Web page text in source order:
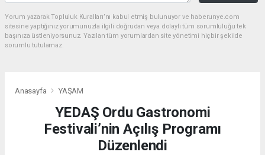
Yorum yazarak Topluluk Kuralları’nı kabul etmiş bulunuyor ve haberunye.com
sitesine yaptığınız yorumunuzla ilgili doğrudan veya dolaylı tüm sorumluluğu tek
başınıza üstleniyorsunuz. Yazılan tüm yorumlardan site yönetimi hiçbir şekilde
sorumlu tutulamaz.
Anasayfa YAŞAM
YEDAŞ Ordu Gastronomi
Festivali’nin Açılış Programı
Düzenlendi